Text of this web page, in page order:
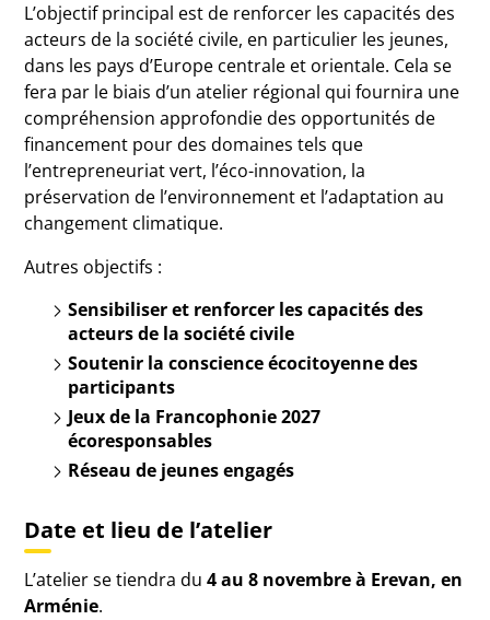
L’objectif principal est de renforcer les capacités des
acteurs de la société civile, en particulier les jeunes,
dans les pays d’Europe centrale et orientale. Cela se
fera par le biais d’un atelier régional qui fournira une
compréhension approfondie des opportunités de
financement pour des domaines tels que
l’entrepreneuriat vert, l’éco-innovation, la
préservation de l’environnement et l’adaptation au
changement climatique.
Autres objectifs :
Sensibiliser et renforcer les capacités des
acteurs de la société civile
Soutenir la conscience écocitoyenne des
participants
Jeux de la Francophonie 2027
écoresponsables
Réseau de jeunes engagés
Date et lieu de l’atelier
L’atelier se tiendra du4 au 8 novembre à Erevan, en
Arménie.